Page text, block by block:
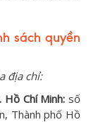
sách quyền
địa chỉ:
Chí Minh: số
Thành phố Hồ